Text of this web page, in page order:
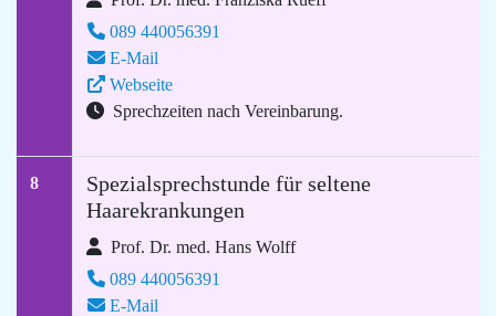
089 440056391
E-Mail
Webseite
Sprechzeiten nach Vereinbarung.
8
Spezialsprechstunde für seltene
Haarekrankungen
Prof. Dr. med. Hans Wolff
089 440056391
E-Mail